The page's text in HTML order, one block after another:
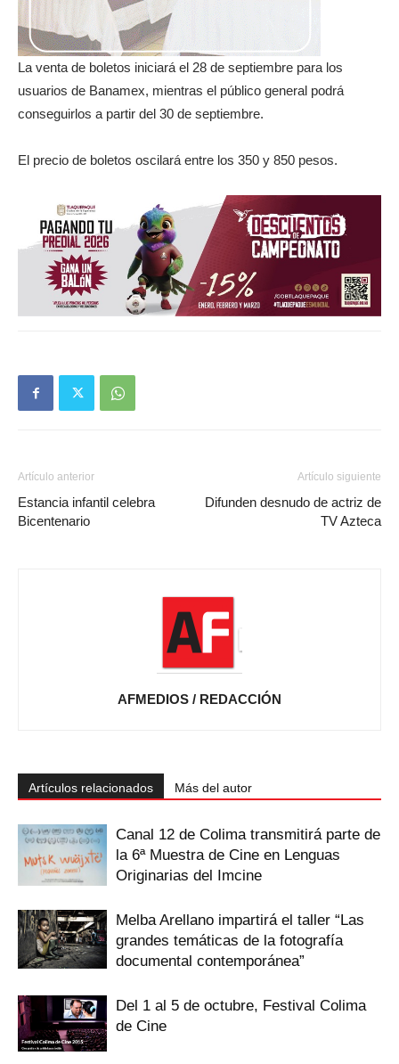
La venta de boletos iniciará el 28 de septiembre para los
usuarios de Banamex, mientras el público general podrá
conseguirlos a partir del 30 de septiembre.
El precio de boletos oscilará entre los 350 y 850 pesos.
Artículo anterior
Estancia infantil celebra
Bicentenario
Artículo siguiente
Difunden desnudo de actriz de
TV Azteca
AFMEDIOS / REDACCIÓN
Artículos relacionados Más del autor
Canal 12 de Colima transmitirá parte de
la 6ª Muestra de Cine en Lenguas
Originarias del Imcine
Melba Arellano impartirá el taller “Las
grandes temáticas de la fotografía
documental contemporánea”
Del 1 al 5 de octubre, Festival Colima
de Cine